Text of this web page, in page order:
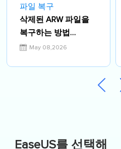
파일 복구
삭제된 ARW 파일을
복구하는 방법
[Windows PC용]
May 08,2026
EaseUS를 선택해